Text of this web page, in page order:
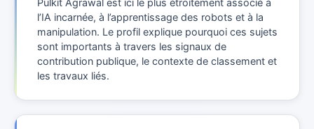
l’IA incarnée, à l’apprentissage des robots et à la
manipulation. Le profil explique pourquoi ces sujets
sont importants à travers les signaux de
contribution publique, le contexte de classement et
les travaux liés.